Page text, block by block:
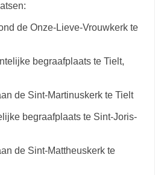
de Onze-Lieve-Vrouwkerk te
begraafplaats te Tielt,
de Sint-Martinuskerk te Tielt
begraafplaats te Sint-Joris-
de Sint-Mattheuskerk te